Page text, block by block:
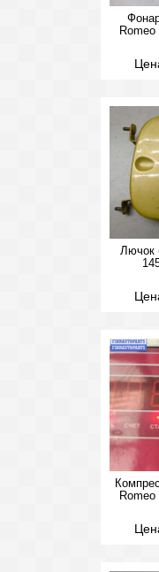
Romeo
Лючок
Romeo